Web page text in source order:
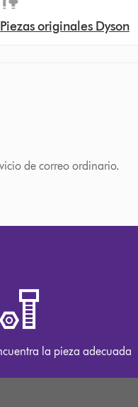
Piezas originales Dyson
de correo ordinario.
la pieza adecuada